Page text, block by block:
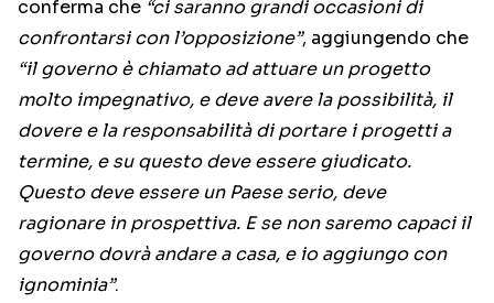
conferma che “ci saranno grandi occasioni di
confrontarsi con l’opposizione”, aggiungendo che
“il governo è chiamato ad attuare un progetto
molto impegnativo, e deve avere la possibilità, il
dovere e la responsabilità di portare i progetti a
termine, e su questo deve essere giudicato.
Questo deve essere un Paese serio, deve
ragionare in prospettiva. E se non saremo capaci il
governo dovrà andare a casa, e io aggiungo con
ignominia”.